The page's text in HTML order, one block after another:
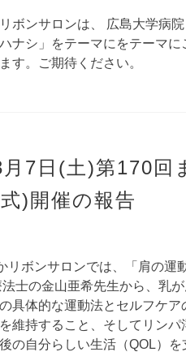
ボンサロンは、 広島大学病
ナシ」をテーマにをテーマ
す。ご期待ください。
7日(土)第170回
)開催の報告
リボンサロンでは、「肩の運
士の金山亜希先生から、乳
具体的な運動法とセルフケ
維持すること、そしてリン
の自分らしい生活（QOL）